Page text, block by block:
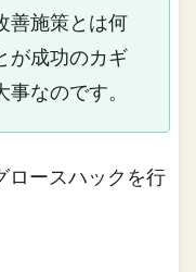
善施策とは何
が成功のカギ
なのです。
ロースハックを行